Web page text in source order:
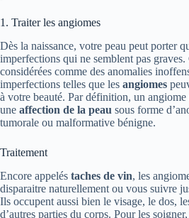
1. Traiter les angiomes
Dès la naissance, votre peau peut porter
imperfections qui ne semblent pas graves.
considérées comme des anomalies
imperfections telles que les angiomes
à votre beauté. Par définition, un angiome
une affection de la peau sous forme
tumorale ou malformative bénigne.
Traitement
Encore appelés taches de vin, les
disparaitre naturellement ou vous suivre
Ils occupent aussi bien le visage, le dos,
d’autres parties du corps. Pour les